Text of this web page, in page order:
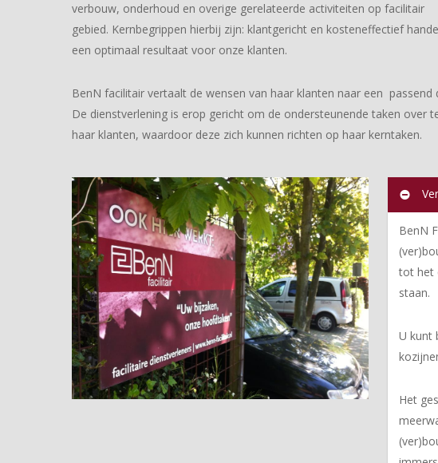
verbouw, onderhoud en overige gerelateerde activiteiten op facilitair
gebied. Kernbegrippen hierbij zijn: klantgericht en kosteneffectief
een optimaal resultaat voor onze klanten.
BenN facilitair vertaalt de wensen van haar klanten naar een passend
De dienstverlening is erop gericht om de ondersteunende taken over
haar klanten, waardoor deze zich kunnen richten op haar kerntaken.
BenN
tot het
staan.
U kunt
Het